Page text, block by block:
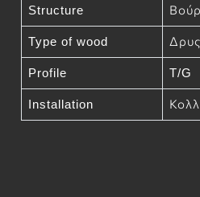
Structure
Type of wood
Profile T/G
Installation